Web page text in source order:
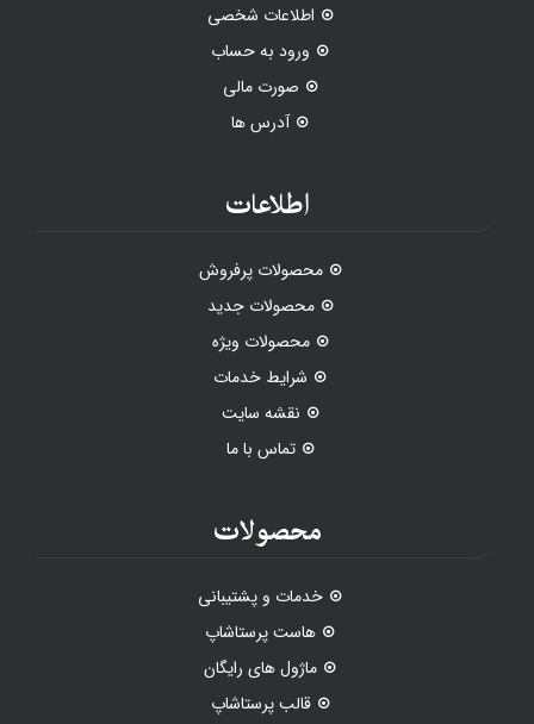
اطلاعات شخصی
ورود به حساب
صورت مالی
آدرس ها
اطلاعات
محصولات پرفروش
محصولات جدید
محصولات ویژه
شرایط خدمات
نقشه سایت
تماس با ما
محصولات
خدمات و پشتیبانی
هاست پرستاشاپ
ماژول های رایگان
قالب پرستاشاپ